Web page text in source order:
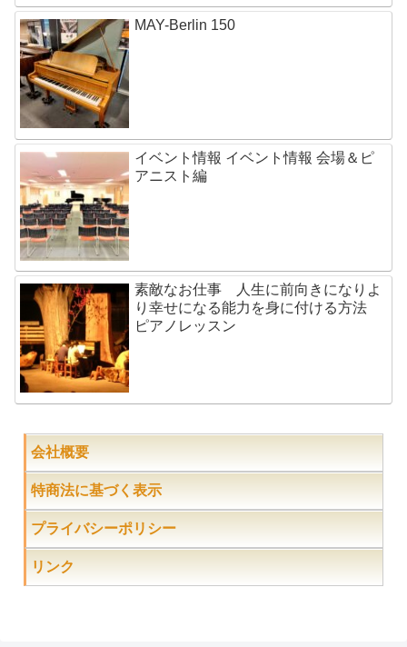
MAY-Berlin 150
イベント情報 イベント情報 会場＆ピ
アニスト編
素敵なお仕事 人生に前向きになりよ
り幸せになる能力を身に付ける方法
ピアノレッスン
会社概要
特商法に基づく表示
プライバシーポリシー
リンク